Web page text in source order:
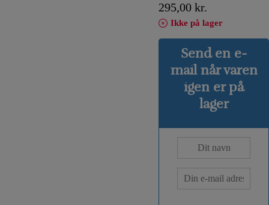
295,00 kr.
Ikke på lager
Send en e-
mail når varen
igen er på
lager